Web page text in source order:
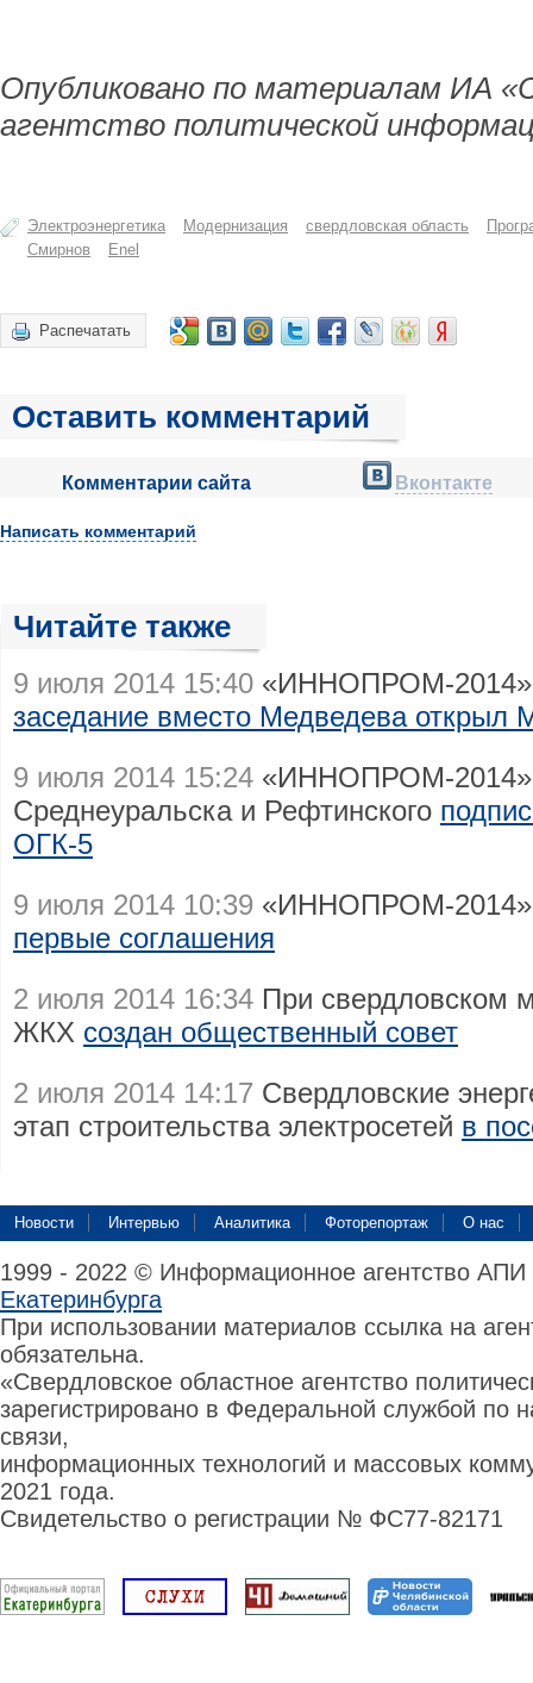
Опубликовано по материалам ИА
агентство политической
Электроэнергетика Модернизация свердловская область
Смирнов
Еnel
Распечатать
Оставить комментарий
Комментарии сайта Вконтакте
Написать комментарий
Читайте также
9 июля 2014 15:40 «ИННОПРОМ-
заседание вместо Медведева открыл
9 июля 2014 15:24 «ИННОПРОМ-2014»:
Среднеуральска и Рефтинского
ОГК-5
9 июля 2014 10:39 «ИННОПРОМ-2014»
первые соглашения
2 июля 2014 16:34 При свердловском
ЖКХ создан общественный совет
2 июля 2014 14:17 Свердловские
этап строительства электросетей в
Новости Интервью Аналитика Фоторепортаж О нас
1999 - 2022 © Информационное агентство
Екатеринбурга
При использовании материалов ссылка на
обязательна.
«Свердловское областное агентство
зарегистрировано в Федеральной службой по
связи,
информационных технологий и массовых
2021 года.
Свидетельство о регистрации № ФС77-82171